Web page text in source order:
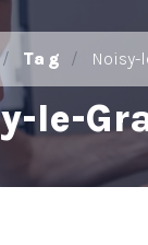
Tag Noisy-
le-